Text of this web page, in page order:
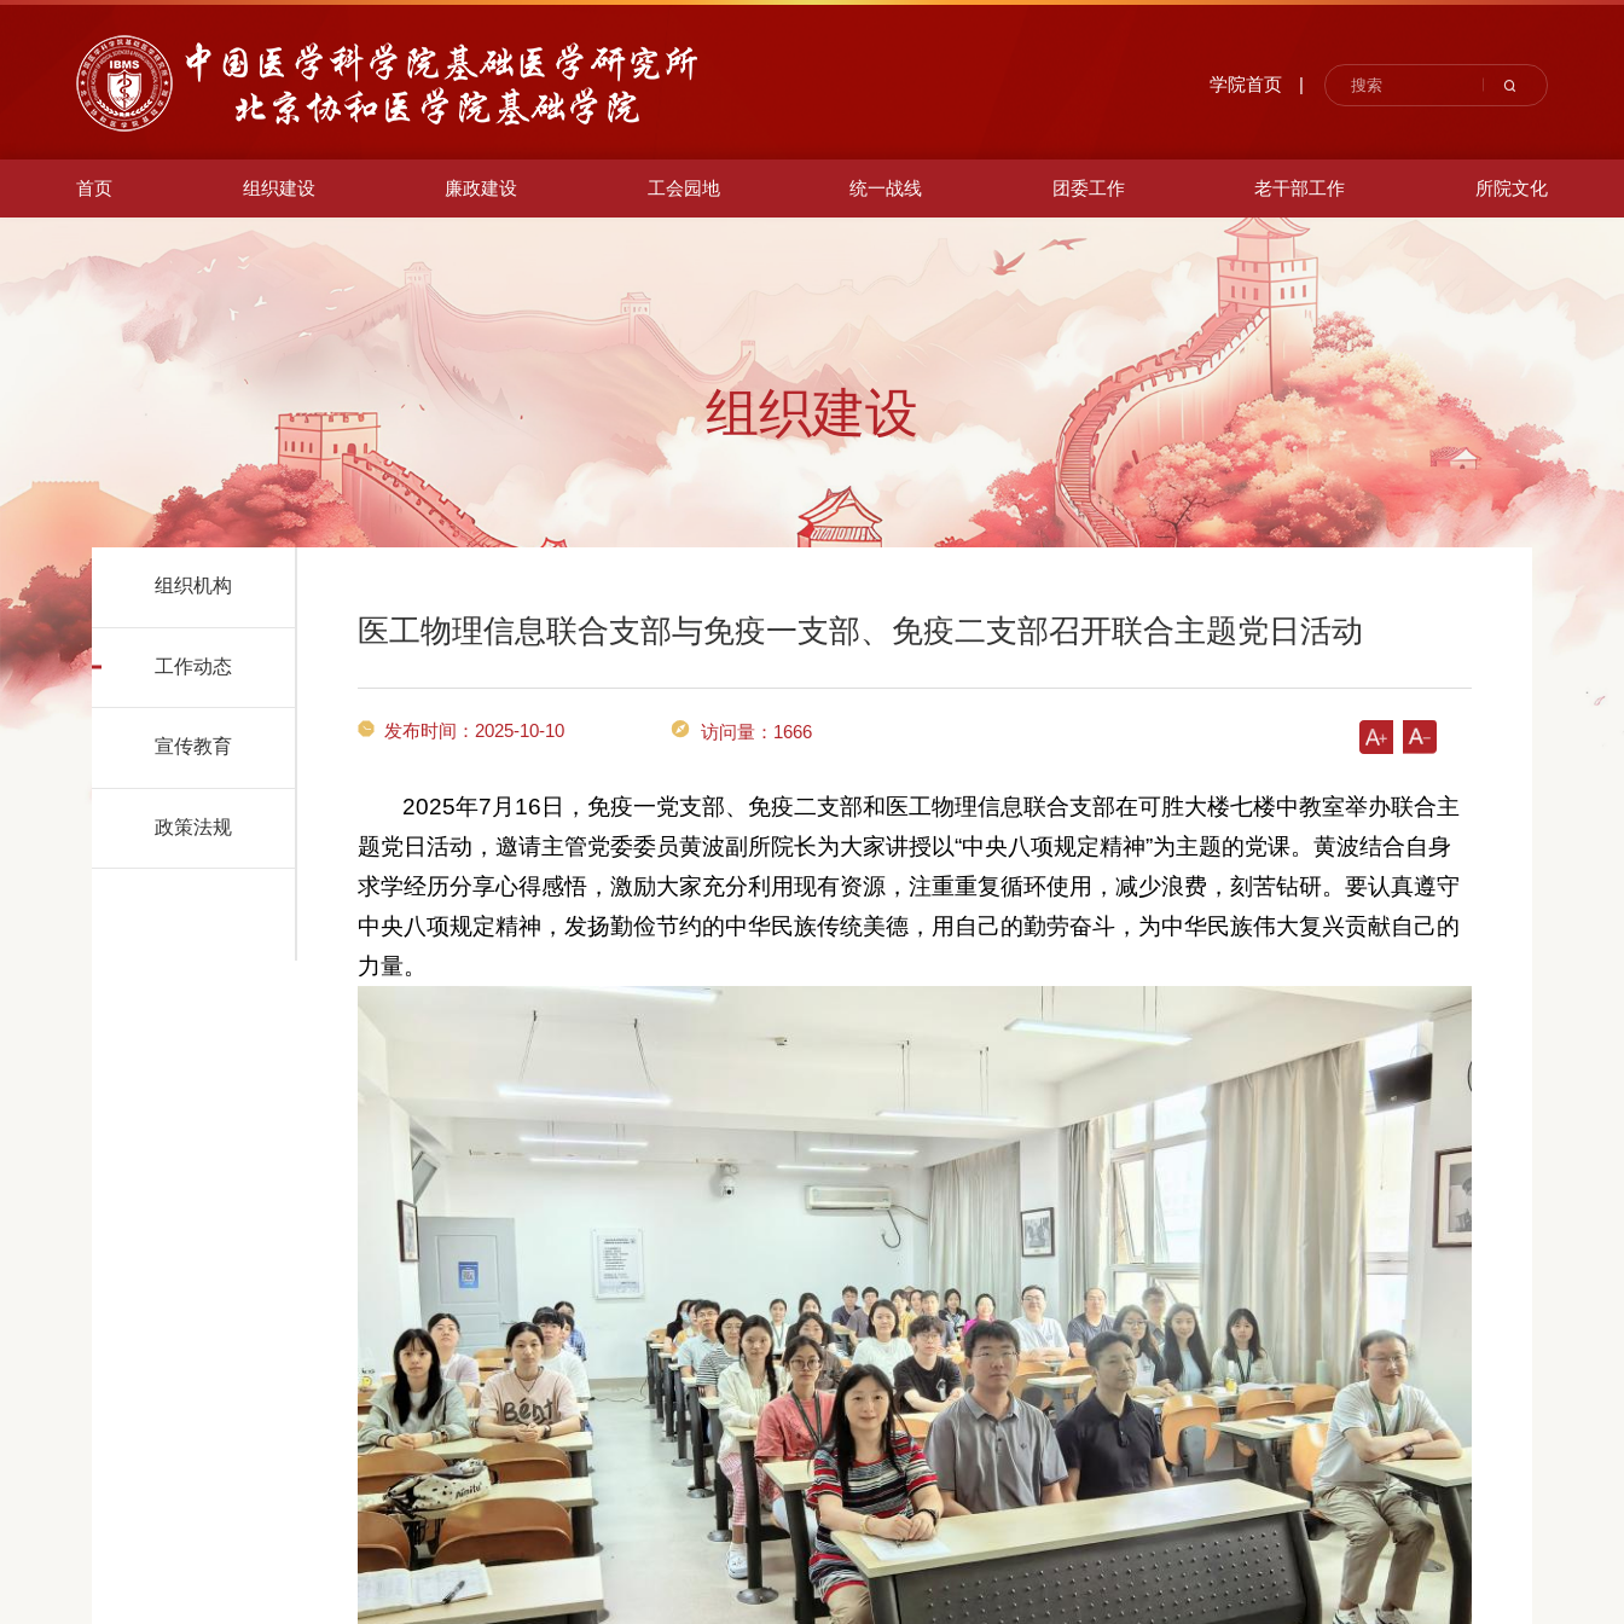
学院首页 |
首页 组织建设 廉政建设 工会园地 统一战线 团委工作 老干部工作 所院文化
组织建设
组织机构
工作动态
宣传教育
政策法规
医工物理信息联合支部与免疫一支部、免疫二支部召开联合主题党日活动
发布时间：2025-10-10 访问量： 1666
2025年7月16日，免疫一党支部、免疫二支部和医工物理信息联合支部在可胜大楼七楼中教室举办联合主
题党日活动，邀请主管党委委员黄波副所院长为大家讲授以“中央八项规定精神”为主题的党课。黄波结合自身
求学经历分享心得感悟，激励大家充分利用现有资源，注重重复循环使用，减少浪费，刻苦钻研。要认真遵守
中央八项规定精神，发扬勤俭节约的中华民族传统美德，用自己的勤劳奋斗，为中华民族伟大复兴贡献自己的
力量。